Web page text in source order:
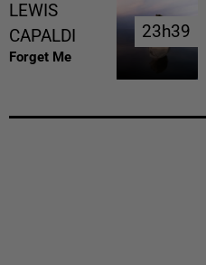
LEWIS
CAPALDI
Forget Me
23h39
23h39